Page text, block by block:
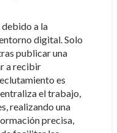
a la
digital. Solo
publicar una
a recibir
es
el trabajo,
realizando una
precisa,